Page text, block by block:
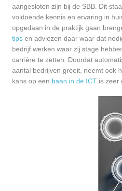
aangesloten zijn bij de SBB. Dit
voldoende kennis en ervaring in
opgedaan in de praktijk gaan
tips en adviezen daar waar dat
bedrijf werken waar zij stage
carrière te zetten. Doordat
aantal bedrijven groeit, neemt ook
kans op een baan in de ICT is zeer